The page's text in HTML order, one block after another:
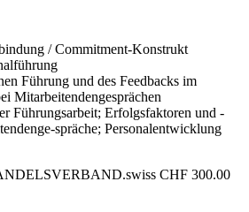
/ Commitment-Konstrukt
Führung und des Feedbacks im
Mitarbeitendengesprächen
Führungsarbeit; Erfolgsfaktoren und -
spräche; Personalentwicklung
CHF 300.00